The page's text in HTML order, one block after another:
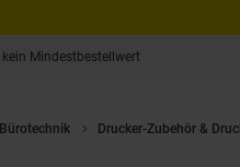
kein Mindestbestellwert
Bürotechnik Drucker-Zubehör &